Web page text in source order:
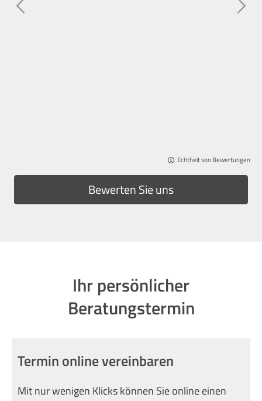
Echtheit von Bewertungen
Bewerten Sie uns
Ihr persönlicher
Beratungstermin
Termin online vereinbaren
Mit nur wenigen Klicks können Sie online einen